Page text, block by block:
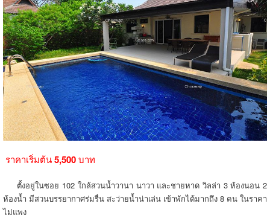
ราคาเริ่มต้น5,500บาท
ตั้งอยู่ในซอย 102 ใกล้สวนน้ำวานา นาวา และชายหาด วิลล่า 3 ห้องนอน 2
ห้องน้ำ มีสวนบรรยากาศร่มรื่น สะว่ายน้ำน่าเล่น เข้าพักได้มากถึง 8 คน ในราคา
ไม่แพง